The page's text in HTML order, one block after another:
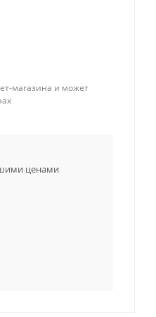
магазина и может
ценами